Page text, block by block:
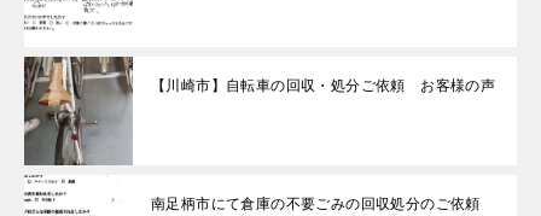
【川崎市】自転車の回収・処分ご依頼 お客様の声
南足柄市にて倉庫の不要ごみの回収処分のご依頼